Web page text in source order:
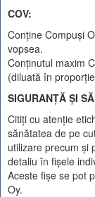
COV:
Conţine Compuşi
vopsea.
Conţinutul maxim
(diluată în
SIGURANŢĂ ŞI
Citiţi cu atenţie
sănătatea de pe
utilizare precum şi
detaliu în fişele
Aceste fişe se pot
Oy.